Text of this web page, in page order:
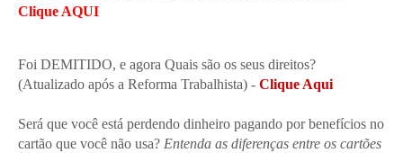
Clique AQUI
Foi DEMITIDO, e agora Quais são os seus direitos?
(Atualizado após a Reforma Trabalhista) - Clique Aqui
Será que você está perdendo dinheiro pagando por benefícios no
cartão que você não usa? Entenda as diferenças entre os cartões